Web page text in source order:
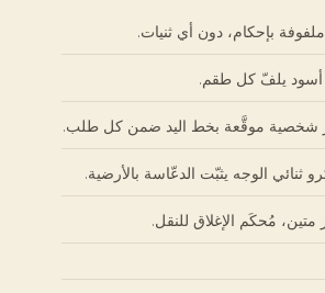
بإحكام، دون أي ثنيات.
أسود يلفّ كل طقم.
شخصية موقَّعة بخط اليد ضمن كل طلب.
ثنائي الوجه يثبّت الدعّاسة بالأرضية.
مُحكَم الإغلاق للنقل.